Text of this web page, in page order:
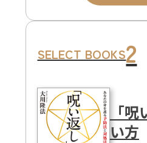
SELECT BOOKS2
「
い方